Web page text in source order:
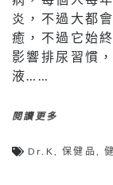
炎，不過大都
癒，不過它始
影響排尿習慣
液……
閱讀更多
Dr.K 保健品